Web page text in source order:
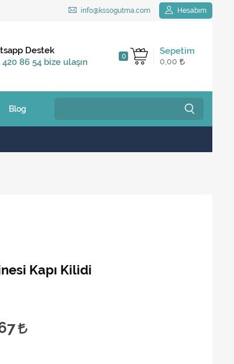
info@kssogutma.com Hesabım
Sepetim
0
0,00
Bedava
TL ve üzeri
Destek
420 86 54 bize ulaşın
Blog
Kapı Kilidi